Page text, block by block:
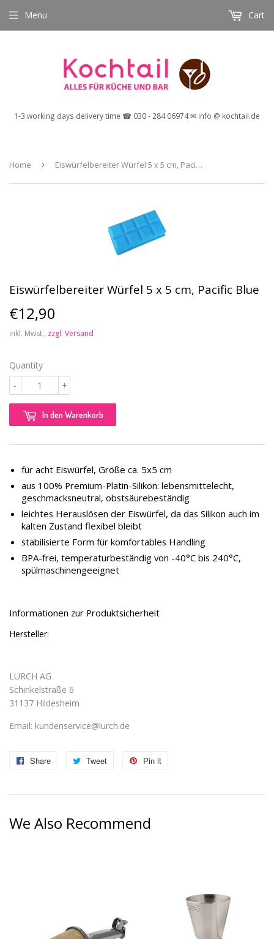
1-3 working days delivery time ☎ 030 - 284 06974 ✉ info @ kochtail.de
Menu Cart
Home › Eiswürfelbereiter Würfel 5 x 5 cm, Pacific Blue
Eiswürfelbereiter Würfel 5 x 5 cm, Pacific Blue
€12,90
inkl. Mwst., zzgl. Versand
Quantity
+
-
In den Warenkorb
für acht Eiswürfel, Größe ca. 5x5 cm
aus 100% Premium-Platin-Silikon: lebensmittelecht,
geschmacksneutral, obstsäurebeständig
leichtes Herauslösen der Eiswürfel, da das Silikon auch im
kalten Zustand flexibel bleibt
stabilisierte Form für komfortables Handling
BPA-frei, temperaturbeständig von -40°C bis 240°C,
spülmaschinengeeignet
Informationen zur Produktsicherheit
Hersteller:
LURCH AG
Schinkelstraße 6
31137 Hildesheim
Email: kundenservice@lurch.de
Share
Share
Facebook
Tweet
Tweet
Twitter
Pin it
Pinterest
We Also Recommend